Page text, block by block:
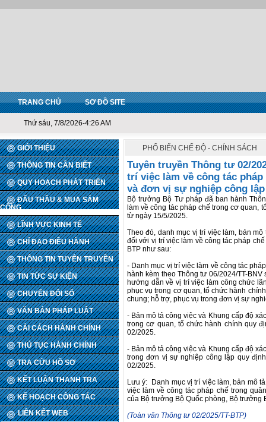
TRANG CHỦ SƠ ĐỒ SITE
Thứ sáu, 7/8/2026-4:26 AM
GIỚI THIỆU
THÔNG TIN CẦN BIẾT
QUY HOẠCH PHÁT TRIỂN
ĐẤU THẦU & MUA SẮM
CÔNG
LĨNH VỰC KINH TẾ
CHỈ ĐẠO ĐIỀU HÀNH
THÔNG TIN TUYÊN TRUYỀN
TIN TỨC SỰ KIỆN
CHUYỂN ĐỔI SỐ
VĂN BẢN PHÁP LUẬT
CẢI CÁCH HÀNH CHÍNH
THỦ TỤC HÀNH CHÍNH
TRA CỨU HỒ SƠ
KẾT LUẬN THANH TRA
KẾ HOẠCH CÔNG TÁC
LIÊN KẾT WEB
PHỔ BIẾN CHẾ ĐỘ - CHÍNH SÁCH
Tuyên truyền Thông tư 02/
trí việc làm về công tác
và đơn vị sự nghiệp công lập
Bộ trưởng Bộ Tư pháp đã ban hành
làm về công tác pháp chế trong cơ quan,
từ ngày 15/5/2025.
Theo đó, danh mục vị trí việc làm, bản
đối với vị trí việc làm về công tác pháp
BTP như sau:
- Danh mục vị trí việc làm về công tác
hành kèm theo Thông tư 06/2024/TT-
hướng dẫn về vị trí việc làm công chức
phục vụ trong cơ quan, tổ chức hành
chung; hỗ trợ, phục vụ trong đơn vị sự
- Bản mô tả công việc và Khung cấp độ
trong cơ quan, tổ chức hành chính quy
02/2025.
- Bản mô tả công việc và Khung cấp độ
trong đơn vị sự nghiệp công lập quy
02/2025.
Lưu ý: Danh mục vị trí việc làm, bản mô
việc làm về công tác pháp chế trong
của Bộ trưởng Bộ Quốc phòng, Bộ trưởng
(Toàn văn Thông tư 02/2025/TT-BTP)